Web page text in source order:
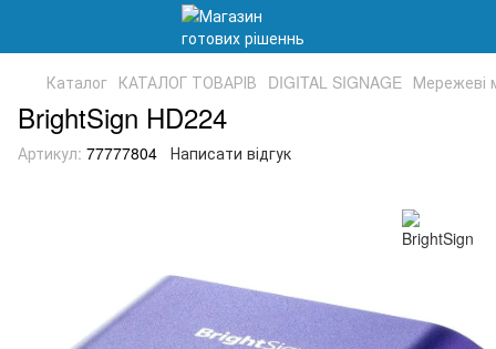
Каталог КАТАЛОГ ТОВАРІВ DIGITAL SIGNAGE Мережеві
BrightSign HD224
Артикул: 77777804 Написати відгук